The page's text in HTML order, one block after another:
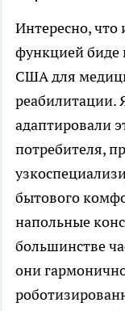
Интересно, что
функцией биде
США для
реабилитации.
адаптировали
потребителя,
бытового
напольные
большинстве
они